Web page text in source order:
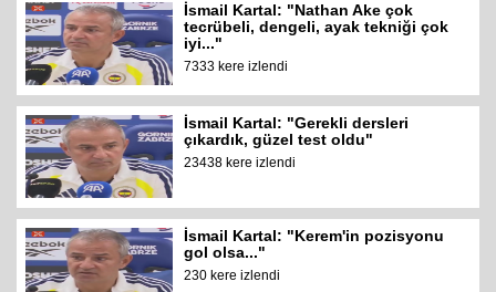
İsmail Kartal: "Nathan Ake çok
tecrübeli, dengeli, ayak tekniği çok
iyi..."
7333 kere izlendi
İsmail Kartal: "Gerekli dersleri
çıkardık, güzel test oldu"
23438 kere izlendi
İsmail Kartal: "Kerem'in pozisyonu
gol olsa..."
230 kere izlendi